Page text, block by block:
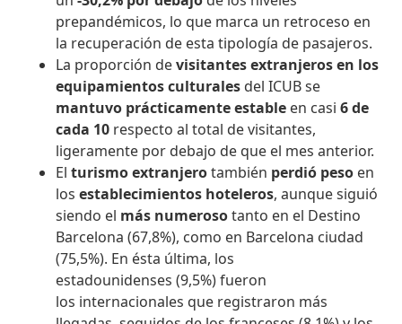
prepandémicos, lo que marca un retroceso en
la recuperación de esta tipología de pasajeros.
La proporción devisitantes extranjeros en los
equipamientos culturales del ICUB se
mantuvo prácticamente estable en casi6 de
cada 10 respecto al total de visitantes,
ligeramente por debajo de que el mes anterior.
El turismo extranjerotambién perdió peso en
losestablecimientos hoteleros, aunque siguió
siendo el más numerosotanto en el Destino
Barcelona (67,8%), como en Barcelona ciudad
(75,5%). En ésta última, los
estadounidenses (9,5%) fueron
los internacionales que registraron más